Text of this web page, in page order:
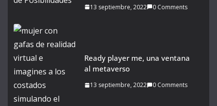
13 septiembre, 2022 0 Comments
Ready player me, una ventana
al metaverso
13 septiembre, 2022 0 Comments